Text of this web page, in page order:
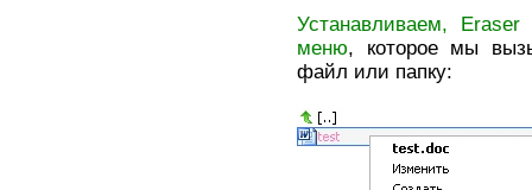
Устанавливаем, Eraser
меню, которое мы
файл или папку: